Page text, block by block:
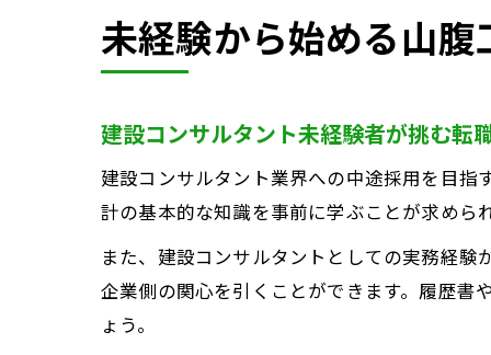
秋
山
未経験から始める山
建設コンサルタント未経験者が挑む転
建設コンサルタント業界への中途採用を目指
計の基本的な知識を事前に学ぶことが求めら
また、建設コンサルタントとしての実務経
企業側の関心を引くことができます。履歴書
ょう。